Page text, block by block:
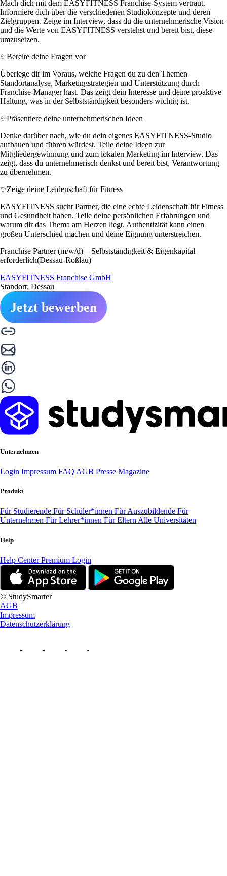
Mach dich mit dem EASYFITNESS Franchise-System vertraut.
Informiere dich über die verschiedenen Studiokonzepte und deren
Zielgruppen. Zeige im Interview, dass du die unternehmerische Vision
und die Werte von EASYFITNESS verstehst und bereit bist, diese
umzusetzen.
✨Bereite deine Fragen vor
Überlege dir im Voraus, welche Fragen du zu den Themen
Standortanalyse, Marketingstrategien und Unterstützung durch
Franchise-Manager hast. Das zeigt dein Interesse und deine proaktive
Haltung, was in der Selbstständigkeit besonders wichtig ist.
✨Präsentiere deine unternehmerischen Ideen
Denke darüber nach, wie du dein eigenes EASYFITNESS-Studio
aufbauen und führen würdest. Teile deine Ideen zur
Mitgliedergewinnung und zum lokalen Marketing im Interview. Das
zeigt, dass du unternehmerisch denkst und bereit bist, Verantwortung
zu übernehmen.
✨Zeige deine Leidenschaft für Fitness
EASYFITNESS sucht Partner, die eine echte Leidenschaft für Fitness
und Gesundheit haben. Teile deine persönlichen Erfahrungen und
warum dir das Thema am Herzen liegt. Authentizität kann einen
großen Unterschied machen und deine Eignung unterstreichen.
Franchise Partner (m/w/d) – Selbstständigkeit & Eigenkapital
erforderlich(Dessau-Roßlau)
EASYFITNESS Franchise GmbH
Standort: Dessau
Jetzt bewerben
Unternehmen
Login Impressum FAQ AGB Presse Magazine
Produkt
Für Studierende Für Schüler*innen Für Auszubildende Für
Unternehmen Für Lehrer*innen Für Eltern Alle Universitäten
Help
Help CenterPremium Login
© StudySmarter
AGB
Impressum
Datenschutzerklärung